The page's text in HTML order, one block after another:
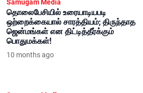
தொலைபேசியில் உரையாடியபடி
ஒற்றைக்கையால் சாரத்தியம்; திருந்தாத
ஜென்மங்கள் என திட்டித்தீர்க்கும்
பொதுமக்கள்!
10 months ago